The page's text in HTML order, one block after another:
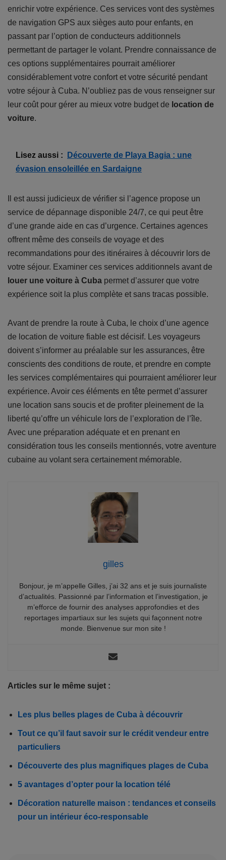
enrichir votre expérience. Ces services vont des systèmes
de navigation GPS aux sièges auto pour enfants, en
passant par l’option de conducteurs additionnels
permettant de partager le volant. Prendre connaissance de
ces options supplémentaires pourrait améliorer
considérablement votre confort et votre sécurité pendant
votre séjour à Cuba. N’oubliez pas de vous renseigner sur
leur coût pour gérer au mieux votre budget de location de
voiture.
Lisez aussi :
Découverte de Playa Bagia : une
évasion ensoleillée en Sardaigne
Il est aussi judicieux de vérifier si l’agence propose un
service de dépannage disponible 24/7, ce qui peut être
d’une grande aide en cas d’urgence. Certaines agences
offrent même des conseils de voyage et des
recommandations pour des itinéraires à découvrir lors de
votre séjour. Examiner ces services additionnels avant de
louer une voiture à Cuba permet d’assurer que votre
expérience soit la plus complète et sans tracas possible.
Avant de prendre la route à Cuba, le choix d’une agence
de location de voiture fiable est décisif. Les voyageurs
doivent s’informer au préalable sur les assurances, être
conscients des conditions de route, et prendre en compte
les services complémentaires qui pourraient améliorer leur
expérience. Avoir ces éléments en tête permet d’assurer
une location sans soucis et de profiter pleinement de la
liberté qu’offre un véhicule lors de l’exploration de l’île.
Avec une préparation adéquate et en prenant en
considération tous les conseils mentionnés, votre aventure
cubaine au volant sera certainement mémorable.
gilles
Bonjour, je m’appelle Gilles, j’ai 32 ans et je suis journaliste
d’actualités. Passionné par l’information et l’investigation, je
m’efforce de fournir des analyses approfondies et des
reportages impartiaux sur les sujets qui façonnent notre
monde. Bienvenue sur mon site !
Articles sur le même sujet :
Les plus belles plages de Cuba à découvrir
Tout ce qu’il faut savoir sur le crédit vendeur entre
particuliers
Découverte des plus magnifiques plages de Cuba
5 avantages d’opter pour la location télé
Décoration naturelle maison : tendances et conseils
pour un intérieur éco-responsable